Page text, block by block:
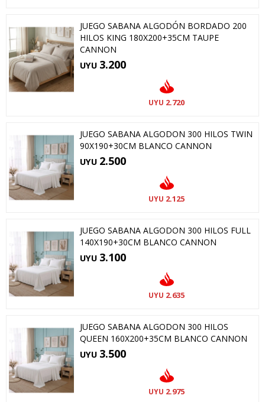
JUEGO SABANA ALGODÓN BORDADO 200
HILOS KING 180X200+35CM TAUPE
CANNON
UYU 3.200
UYU 2.720
JUEGO SABANA ALGODON 300 HILOS TWIN
90X190+30CM BLANCO CANNON
UYU 2.500
UYU 2.125
JUEGO SABANA ALGODON 300 HILOS FULL
140X190+30CM BLANCO CANNON
UYU 3.100
UYU 2.635
JUEGO SABANA ALGODON 300 HILOS
QUEEN 160X200+35CM BLANCO CANNON
UYU 3.500
UYU 2.975